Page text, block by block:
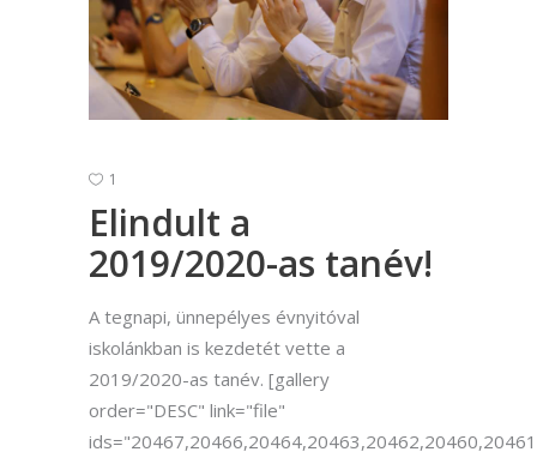
1
Elindult a
2019/2020-as tanév!
A tegnapi, ünnepélyes évnyitóval
iskolánkban is kezdetét vette a
2019/2020-as tanév. [gallery
order="DESC" link="file"